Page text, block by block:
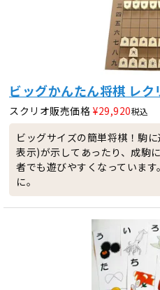
ビッグかんたん将棋 レク
スクリオ販売価格 ¥29,920税込
ビッグサイズの簡単将棋！駒
表示)が示してあったり、成駒
者でも遊びやすくなっていま
に。